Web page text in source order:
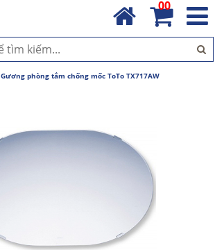
00
Gương phòng tắm chống mốc ToTo TX717AW